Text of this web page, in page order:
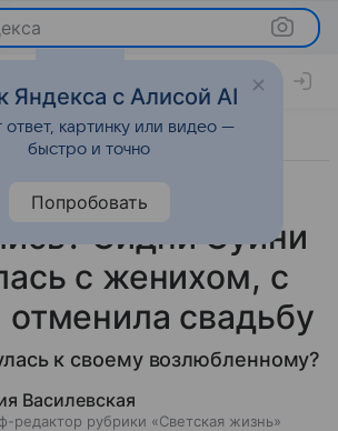
жизнь
Сидни Суини
с женихом, с
свадьбу
к своему возлюбленному?
Василевская
редактор рубрики «Светская жизнь»
Яндекса с Алисой AI
ответ, картинку или видео —
быстро и точно
Попробовать